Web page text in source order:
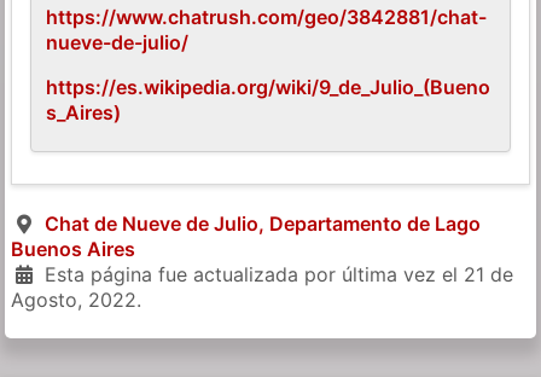
https://www.chatrush.com/geo/3842881/chat-
nueve-de-julio/
https://es.wikipedia.org/wiki/9_de_Julio_(Bueno
s_Aires)
Chat de Nueve de Julio, Departamento de Lago
Buenos Aires
Esta página fue actualizada por última vez el 21 de
Agosto, 2022.